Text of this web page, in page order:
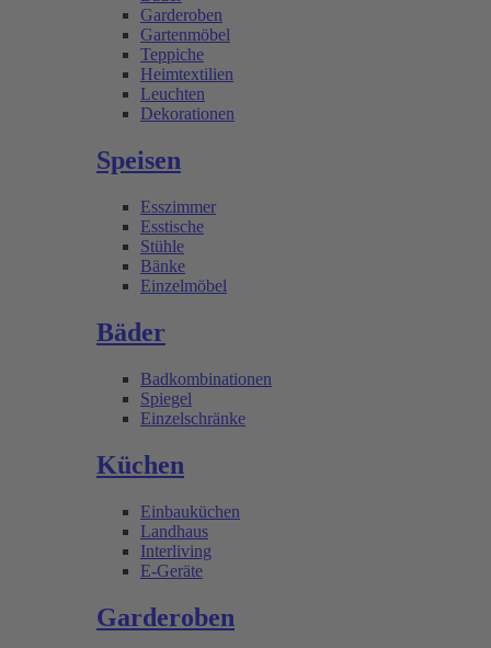
Garderoben
Gartenmöbel
Teppiche
Heimtextilien
Leuchten
Dekorationen
Speisen
Esszimmer
Esstische
Stühle
Bänke
Einzelmöbel
Bäder
Badkombinationen
Spiegel
Einzelschränke
Küchen
Einbauküchen
Landhaus
Interliving
E-Geräte
Garderoben